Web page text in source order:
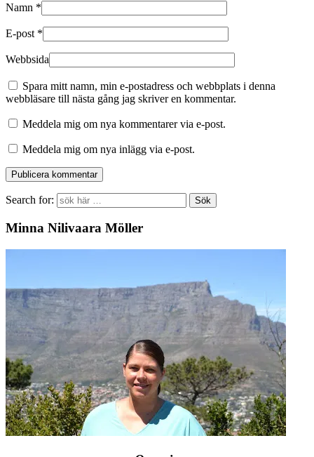
Namn *
E-post *
Webbsida
Spara mitt namn, min e-postadress och webbplats i denna
webbläsare till nästa gång jag skriver en kommentar.
Meddela mig om nya kommentarer via e-post.
Meddela mig om nya inlägg via e-post.
Search for:
Minna Nilivaara Möller